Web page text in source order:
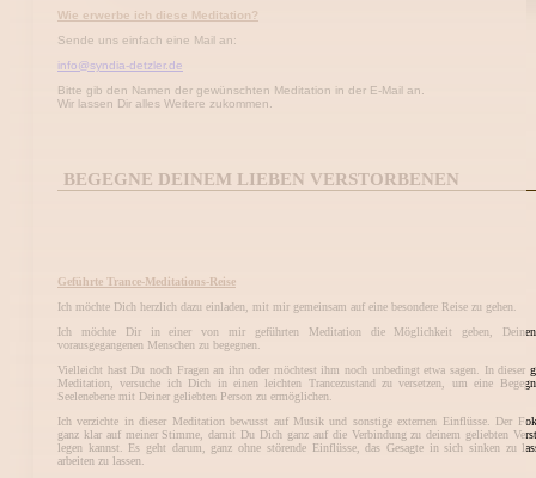
Wie erwerbe ich diese Meditation?
Sende uns einfach eine Mail an:
info@syndia-detzler.de
Bitte gib den Namen der gewünschten Meditation in der E-Mail an.
Wir lassen Dir alles Weitere zukommen.
BEGEGNE DEINEM LIEBEN VERSTORBENEN
Geführte Trance-Meditations-Reise
Ich möchte Dich herzlich dazu einladen, mit mir gemeinsam auf eine besondere Reise zu gehen.
Ich möchte Dir in einer von mir geführten Meditation die Möglichkeit geben,
vorausgegangenen Menschen zu begegnen.
Vielleicht hast Du noch Fragen an ihn oder möchtest ihm noch unbedingt etwa sagen. In dieser
Meditation, versuche ich Dich in einen leichten Trancezustand zu versetzen, um eine
Seelenebene mit Deiner geliebten Person zu ermöglichen.
Ich verzichte in dieser Meditation bewusst auf Musik und sonstige externen Einflüsse. Der
ganz klar auf meiner Stimme, damit Du Dich ganz auf die Verbindung zu deinem geliebten
legen kannst. Es geht darum, ganz ohne störende Einflüsse, das Gesagte in sich sinken zu
arbeiten zu lassen.